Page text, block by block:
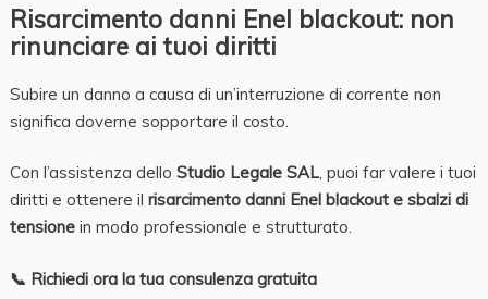
Risarcimento danni Enel blackout: non
rinunciare ai tuoi diritti
Subire un danno a causa di un’interruzione di corrente non
significa doverne sopportare il costo.
Con l’assistenza dello Studio Legale SAL, puoi far valere i tuoi
diritti e ottenere il risarcimento danni Enel blackout e sbalzi di
tensionein modo professionale e strutturato.
📞 Richiedi ora la tua consulenza gratuita